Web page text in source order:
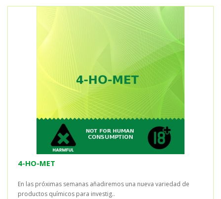
4-HO-MET
En las próximas semanas añadiremos una nueva variedad de
productos químicos para investig..